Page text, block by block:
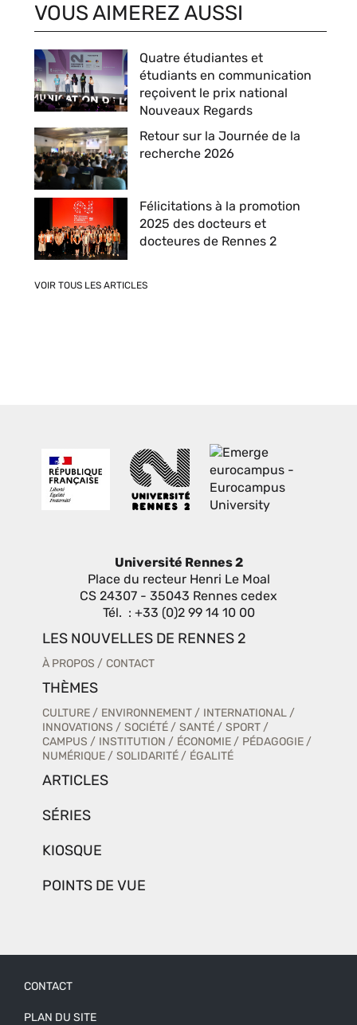
VOUS AIMEREZ AUSSI
Quatre étudiantes et
étudiants en communication
reçoivent le prix national
Nouveaux Regards
Retour sur la Journée de la
recherche 2026
Félicitations à la promotion
2025 des docteurs et
docteures de Rennes 2
VOIR TOUS LES ARTICLES
Université Rennes 2
Place du recteur Henri Le Moal
CS 24307 - 35043 Rennes cedex
Tél. : +33 (0)2 99 14 10 00
LES NOUVELLES DE RENNES 2
À PROPOS CONTACT
THÈMES
CULTURE ENVIRONNEMENT
INTERNATIONAL
INNOVATIONS
SOCIÉTÉ SANTÉ
SPORT
CAMPUS
INSTITUTION ÉCONOMIE
PÉDAGOGIE
NUMÉRIQUE
SOLIDARITÉ ÉGALITÉ
ARTICLES
SÉRIES
KIOSQUE
POINTS DE VUE
CONTACT
PLAN DU SITE